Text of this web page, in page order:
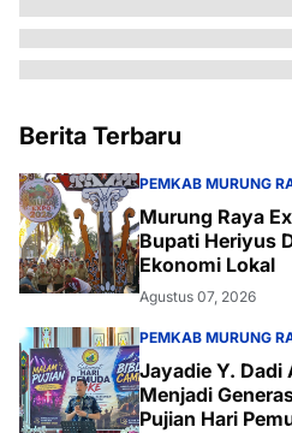
Berita Terbaru
PEMKAB MURUNG
Murung Raya
Bupati Heriyus
Ekonomi Lokal
Agustus 07, 2026
PEMKAB MURUNG
Jayadie Y. Dadi
Menjadi
Pujian Hari